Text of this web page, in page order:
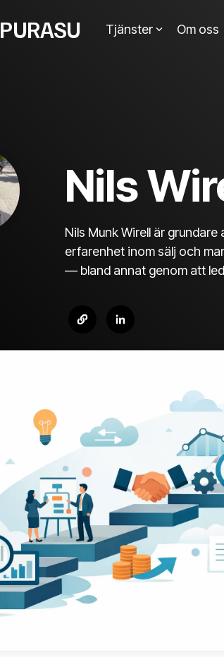
PURASU Tjänster Om oss
Nils
Nils Munk Wirell är
erfarenhet inom sälj och
— bland annat genom att